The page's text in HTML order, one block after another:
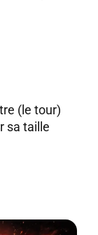
(le tour)
sa taille